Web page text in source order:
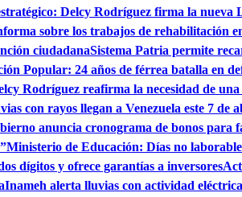
Delcy Rodríguez firma la nueva
sobre los trabajos de rehabilitación
ciudadanaSistema Patria permite
Popular: 24 años de férrea batalla en
Rodríguez reafirma la necesidad de
con rayos llegan a Venezuela este 7 de
anuncia cronograma de bonos para
Ministerio de Educación: Días no
dígitos y ofrece garantías a inversores
Inameh alerta lluvias con actividad